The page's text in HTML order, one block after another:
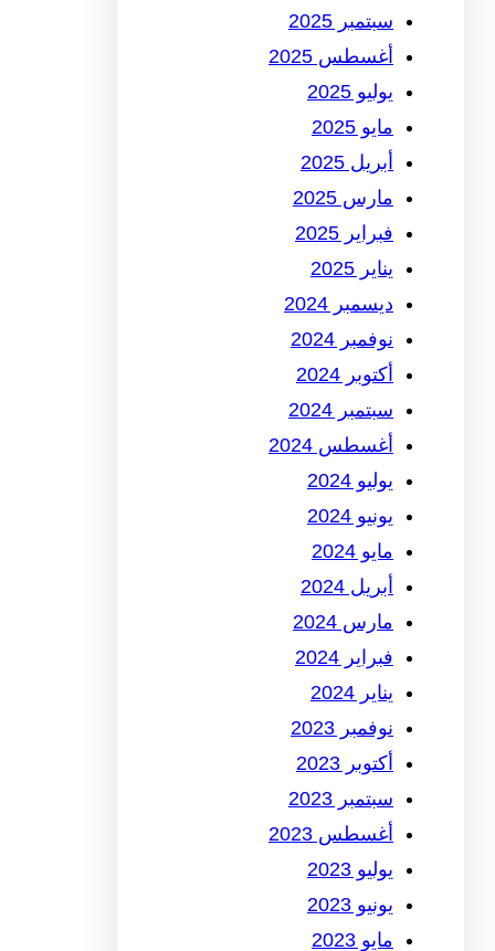
سبتمبر 2025
أغسطس 2025
يوليو 2025
مايو 2025
أبريل 2025
مارس 2025
فبراير 2025
يناير 2025
ديسمبر 2024
نوفمبر 2024
أكتوبر 2024
سبتمبر 2024
أغسطس 2024
يوليو 2024
يونيو 2024
مايو 2024
أبريل 2024
مارس 2024
فبراير 2024
يناير 2024
نوفمبر 2023
أكتوبر 2023
سبتمبر 2023
أغسطس 2023
يوليو 2023
يونيو 2023
مايو 2023